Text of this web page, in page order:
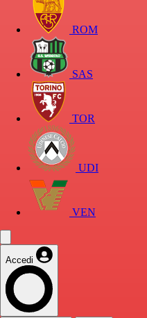
ROM
SAS
TOR
UDI
VEN
Accedi